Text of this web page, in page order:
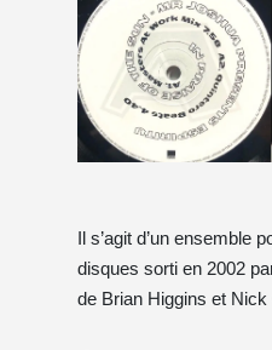
Il s’agit d’un ensemble
disques sorti en 2002
de Brian Higgins et Nick